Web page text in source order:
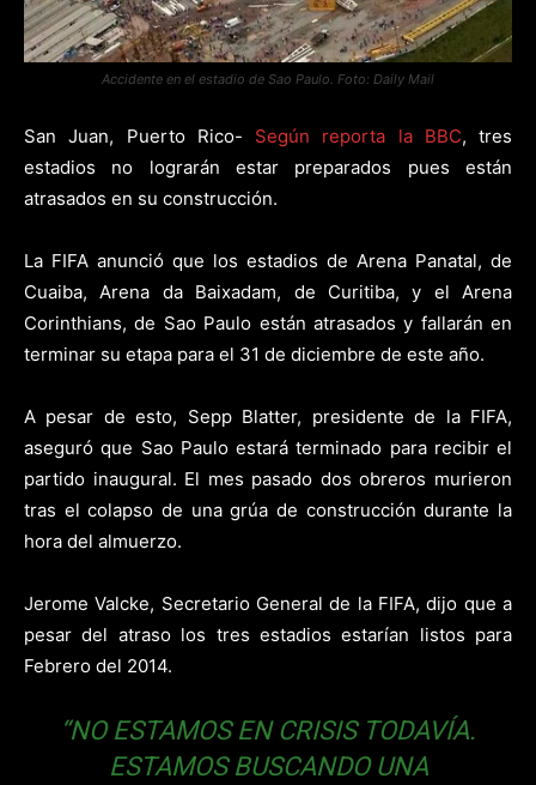
Accidente en el estadio de Sao Paulo. Foto: Daily Mail
San Juan, Puerto Rico- Según reporta la BBC, tres
estadios no lograrán estar preparados pues están
atrasados en su construcción.
La FIFA anunció que los estadios de Arena Panatal, de
Cuaiba, Arena da Baixadam, de Curitiba, y el Arena
Corinthians, de Sao Paulo están atrasados y fallarán en
terminar su etapa para el 31 de diciembre de este año.
A pesar de esto, Sepp Blatter, presidente de la FIFA,
aseguró que Sao Paulo estará terminado para recibir el
partido inaugural. El mes pasado dos obreros murieron
tras el colapso de una grúa de construcción durante la
hora del almuerzo.
Jerome Valcke, Secretario General de la FIFA, dijo que a
pesar del atraso los tres estadios estarían listos para
Febrero del 2014.
“NO ESTAMOS EN CRISIS TODAVÍA.
ESTAMOS BUSCANDO UNA